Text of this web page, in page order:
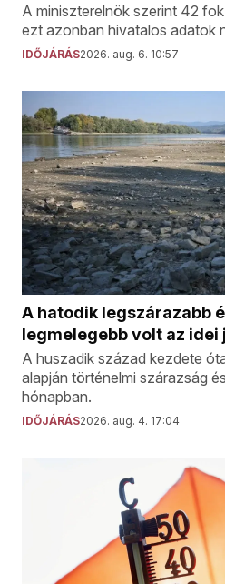
A miniszterelnök szerint 42
ezt azonban hivatalos adatok
IDŐJÁRÁS2026. aug. 6. 10:57
A hatodik legszárazabb
legmelegebb volt az idei
A huszadik század kezdete
alapján történelmi szárazság
hónapban.
IDŐJÁRÁS2026. aug. 4. 17:04